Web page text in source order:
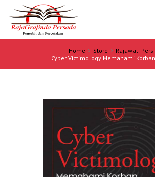
Home Store
Rajawali Pers
Cyber Victimology Memahami Korban